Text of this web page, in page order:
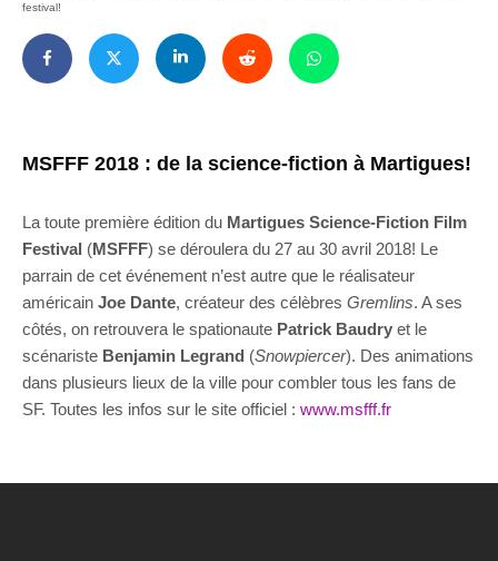
festival!
MSFFF 2018 : de la science-fiction à Martigues!
La toute première édition du Martigues Science-Fiction Film
Festival (MSFFF) se déroulera du 27 au 30 avril 2018! Le
parrain de cet événement n’est autre que le réalisateur
américain Joe Dante, créateur des célèbres Gremlins. A ses
côtés, on retrouvera le spationaute Patrick Baudry et le
scénariste Benjamin Legrand (Snowpiercer). Des animations
dans plusieurs lieux de la ville pour combler tous les fans de
SF. Toutes les infos sur le site officiel : www.msfff.fr